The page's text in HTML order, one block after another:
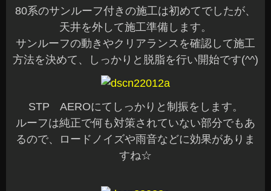
80系のサンルーフ付きの施工は初めてでしたが、
天井を外して施工準備します。
サンルーフの動きやクリアランスを確認して施工
方法を決めて、しっかりと脱脂を行い開始です(^^)
STP AEROにてしっかりと制振をします。
ルーフは純正で何も対策されていない部分でもあ
るので、ロードノイズや雨音などに効果がありま
すね☆